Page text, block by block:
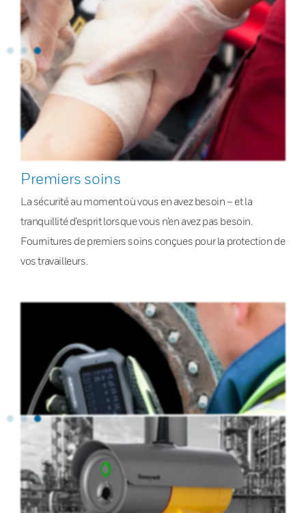
Premiers soins
La sécurité au moment où vous en avez besoin – et la
tranquillité d’esprit lorsque vous n’en avez pas besoin.
Fournitures de premiers soins conçues pour la protection de
vos travailleurs.